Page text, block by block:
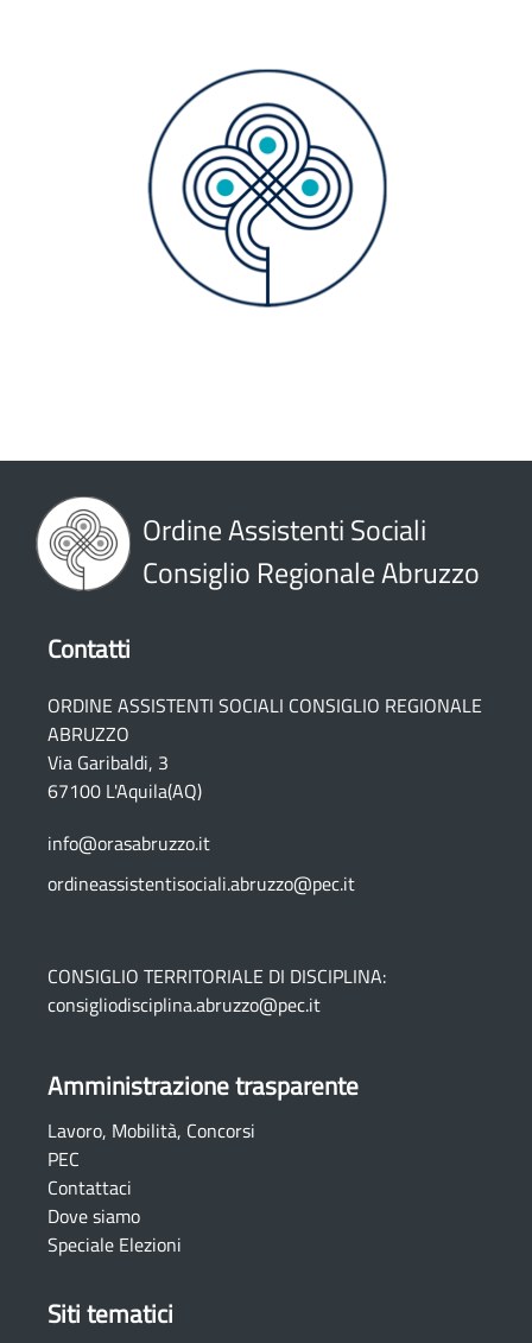
Ordine Assistenti Sociali
Consiglio Regionale Abruzzo
Contatti
ORDINE ASSISTENTI SOCIALI CONSIGLIO REGIONALE
ABRUZZO
Via Garibaldi, 3
67100 L'Aquila(AQ)
info@orasabruzzo.it
ordineassistentisociali.abruzzo@pec.it
CONSIGLIO TERRITORIALE DI DISCIPLINA:
consigliodisciplina.abruzzo@pec.it
Amministrazione trasparente
Lavoro, Mobilità, Concorsi
PEC
Contattaci
Dove siamo
Speciale Elezioni
Siti tematici